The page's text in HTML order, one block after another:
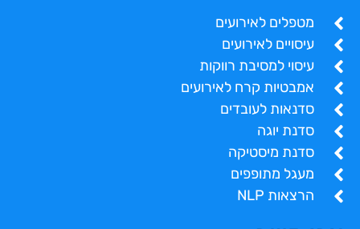
מטפלים לאירועים
עיסויים לאירועים
עיסוי למסיבת רווקות
אמבטיות קרח לאירועים
סדנאות לעובדים
סדנת יוגה
סדנת מיסטיקה
מעגל מתופפים
הרצאות NLP